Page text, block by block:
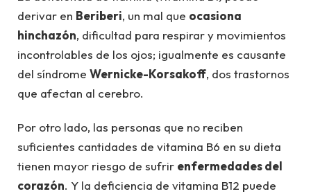
derivar en Beriberi, un mal que ocasiona
hinchazón, dificultad para respirar y movimientos
incontrolables de los ojos; igualmente es causante
del síndrome Wernicke-Korsakoff, dos trastornos
que afectan al cerebro.
Por otro lado, las personas que no reciben
suficientes cantidades de vitamina B6 en su dieta
tienen mayor riesgo de sufrir enfermedades del
corazón. Y la deficiencia de vitamina B12 puede